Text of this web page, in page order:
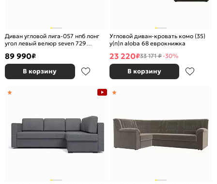
Диван угловой лига-057 нпб лонг
угол левый велюр seven 729
89 990₽
В корзину
Угловой диван-кровать комо (35)
у(п)л aloba 68 еврокнижка
23 220₽33 171 ₽-30%
В корзину